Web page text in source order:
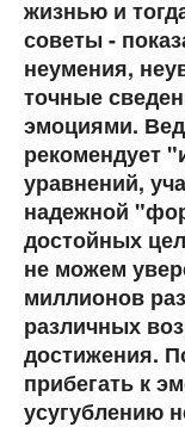
жизнью и
советы -
неумения,
точные
эмоциями.
рекомендует
уравнений,
надежной
достойных
не можем
миллионов
различных
достижения.
прибегать к
усугублению